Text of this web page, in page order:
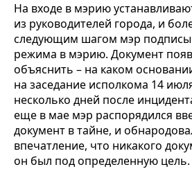
На входе в мэрию
из руководителей города, и
следующим шагом мэр
режима в мэрию. Документ
объяснить – на каком
на заседание исполкома 14
несколько дней после
еще в мае мэр распорядился
документ в тайне, и
впечатление, что никакого
он был под определенную цель.